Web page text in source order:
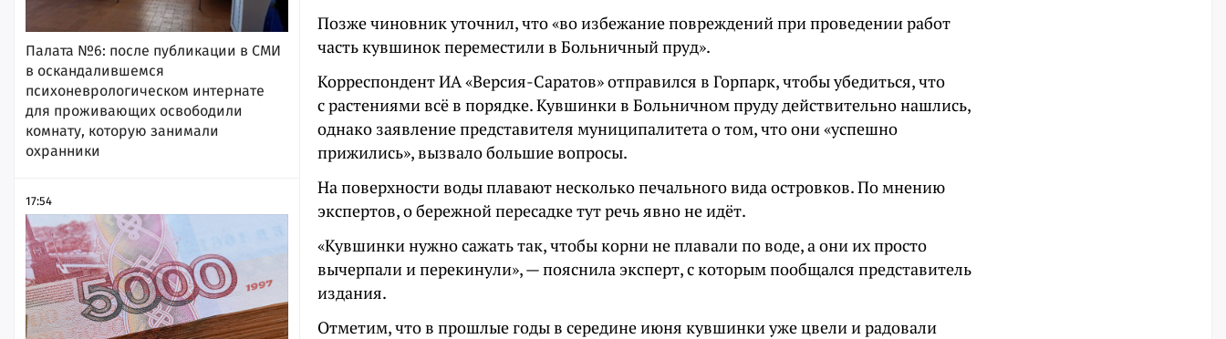
Палата №6: после публикации в СМИ
в оскандалившемся
психоневрологическом интернате
для проживающих освободили
комнату, которую занимали
охранники
17:54
Позже чиновник уточнил, что «во избежание повреждений при проведении работ
часть кувшинок переместили в Больничный пруд».
Корреспондент ИА «Версия-Саратов» отправился в Горпарк, чтобы убедиться, что
с растениями всё в порядке. Кувшинки в Больничном пруду действительно нашлись,
однако заявление представителя муниципалитета о том, что они «успешно
прижились», вызвало большие вопросы.
На поверхности воды плавают несколько печального вида островков. По мнению
экспертов, о бережной пересадке тут речь явно не идёт.
«Кувшинки нужно сажать так, чтобы корни не плавали по воде, а они их просто
вычерпали и перекинули», — пояснила эксперт, с которым пообщался представитель
издания.
Отметим, что в прошлые годы в середине июня кувшинки уже цвели и радовали